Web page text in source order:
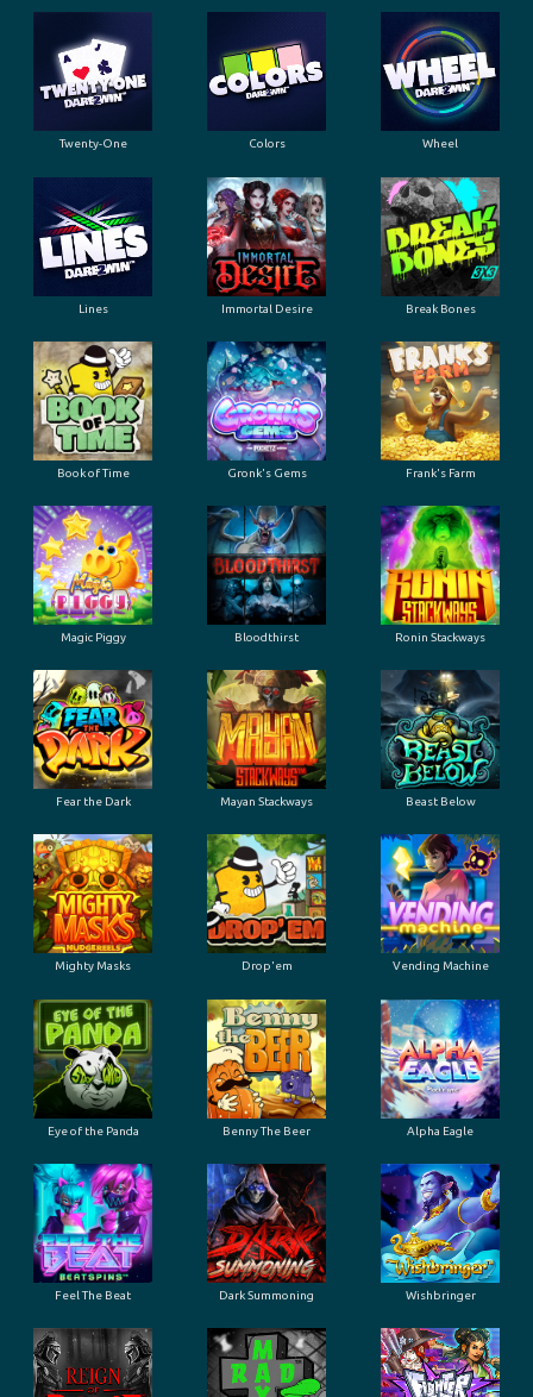
Twenty-One Colors Wheel
Lines Immortal Desire Break Bones
Book of Time Gronk's Gems Frank's Farm
Magic Piggy Bloodthirst Ronin Stackways
Fear the Dark Mayan Stackways Beast Below
Mighty Masks Drop'em Vending Machine
Eye of the Panda Benny The Beer Alpha Eagle
Feel The Beat Dark Summoning Wishbringer